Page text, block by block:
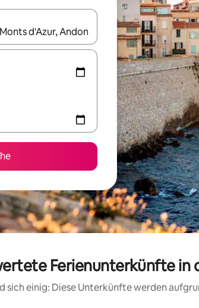
sind, navigiere mit den Pfeiltasten nach oben und
Ferienunterkünfte in
sich einig: Diese Unterkünfte werden